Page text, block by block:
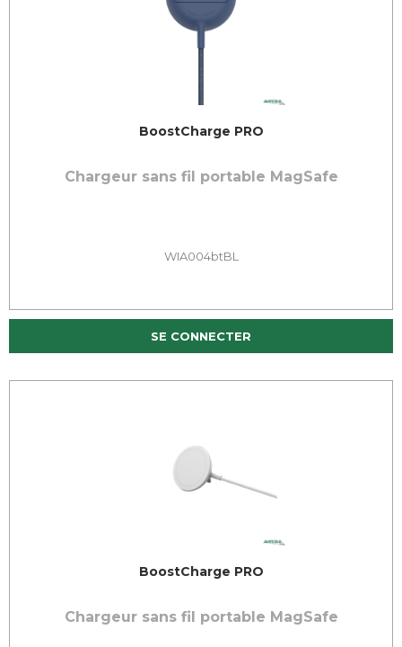
BoostCharge PRO
Chargeur sans fil portable MagSafe
WIA004btBL
SE CONNECTER
BoostCharge PRO
Chargeur sans fil portable MagSafe